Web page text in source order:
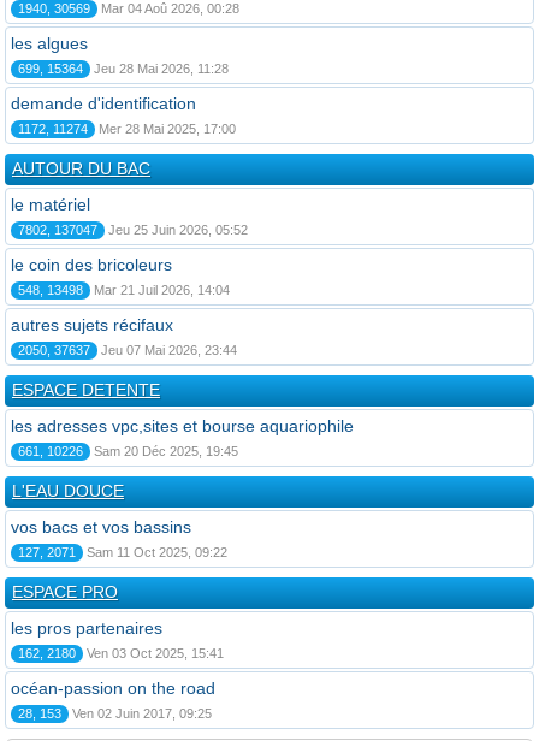
1940, 30569 Mar 04 Aoû 2026, 00:28
les algues
699, 15364 Jeu 28 Mai 2026, 11:28
demande d'identification
1172, 11274 Mer 28 Mai 2025, 17:00
AUTOUR DU BAC
le matériel
7802, 137047 Jeu 25 Juin 2026, 05:52
le coin des bricoleurs
548, 13498 Mar 21 Juil 2026, 14:04
autres sujets récifaux
2050, 37637 Jeu 07 Mai 2026, 23:44
ESPACE DETENTE
les adresses vpc,sites et bourse aquariophile
661, 10226 Sam 20 Déc 2025, 19:45
L'EAU DOUCE
vos bacs et vos bassins
127, 2071 Sam 11 Oct 2025, 09:22
ESPACE PRO
les pros partenaires
162, 2180 Ven 03 Oct 2025, 15:41
océan-passion on the road
28, 153 Ven 02 Juin 2017, 09:25